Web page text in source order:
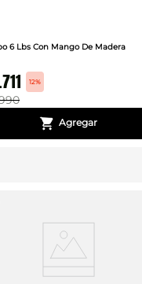
6 Lbs Con Mango De Madera
711 12%